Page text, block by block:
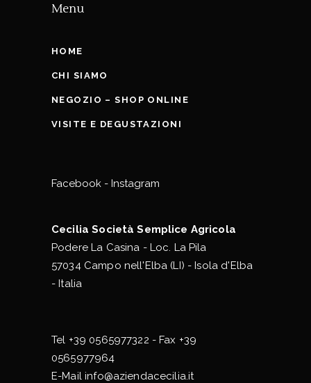
Menu
HOME
CHI SIAMO
NEGOZIO – SHOP ONLINE
VISITE E DEGUSTAZIONI
Facebook - Instagram
Cecilia Società Semplice Agricola
Podere La Casina - Loc. La Pila
57034 Campo nell'Elba (LI) - Isola d'Elba
- Italia
Tel +39 0565977322 - Fax +39
0565977964
E-Mailinfo@aziendacecilia.it